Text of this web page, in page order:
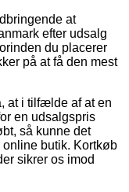
at
efter udsalg
du placerer
på at få den mest
at i tilfælde af at en
en udsalgspris
så kunne det
butik. Kortkøb
sikrer os imod